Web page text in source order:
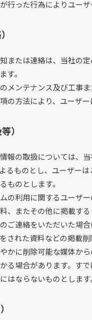
行った行為によりユー
または連絡は、当社の
す。
メンテナンス及び工事
の方法により、ユーザ
）
報の取扱については、
るものとし、ユーザー
ものとします。
の利用に関するユーザ
、またその他に掲載す
ご連絡をいただいた場
された資料などの掲載
かに削除可能な媒体か
る場合があります。す
はならないものとします